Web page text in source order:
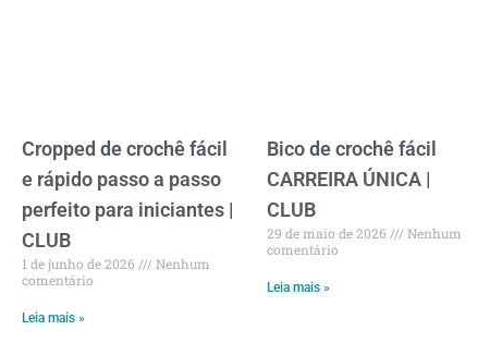
Cropped de crochê fácil
e rápido passo a passo
perfeito para iniciantes |
CLUB
1 de junho de 2026
Nenhum
comentário
Leia mais »
Bico de crochê fácil
CARREIRA ÚNICA |
CLUB
29 de maio de 2026
Nenhum
comentário
Leia mais »